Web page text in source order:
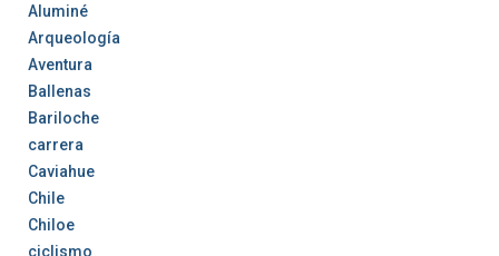
Aluminé
Arqueología
Aventura
Ballenas
Bariloche
carrera
Caviahue
Chile
Chiloe
ciclismo